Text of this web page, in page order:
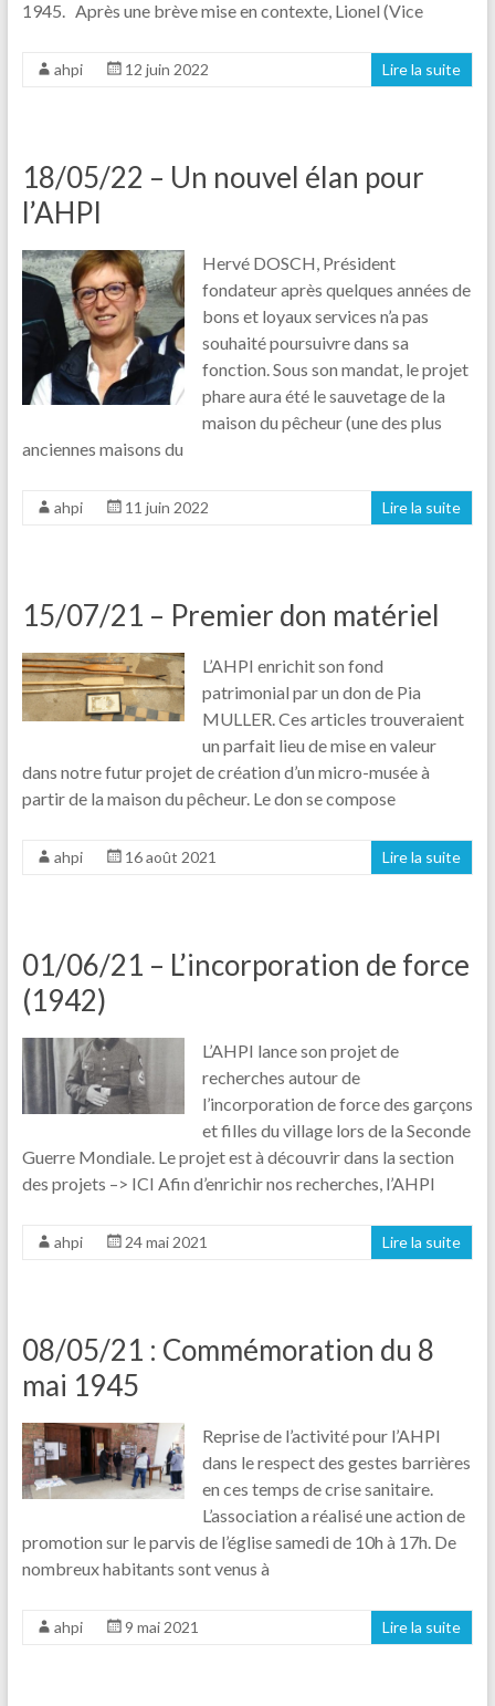
1945. Après une brève mise en contexte, Lionel (Vice
ahpi 12 juin 2022 Lire la suite
18/05/22 – Un nouvel élan pour
l’AHPI
Hervé DOSCH, Président
fondateur après quelques années de
bons et loyaux services n’a pas
souhaité poursuivre dans sa
fonction. Sous son mandat, le projet
phare aura été le sauvetage de la
maison du pêcheur (une des plus
anciennes maisons du
ahpi 11 juin 2022 Lire la suite
15/07/21 – Premier don matériel
L’AHPI enrichit son fond
patrimonial par un don de Pia
MULLER. Ces articles trouveraient
un parfait lieu de mise en valeur
dans notre futur projet de création d’un micro-musée à
partir de la maison du pêcheur. Le don se compose
ahpi 16 août 2021 Lire la suite
01/06/21 – L’incorporation de force
(1942)
L’AHPI lance son projet de
recherches autour de
l’incorporation de force des garçons
et filles du village lors de la Seconde
Guerre Mondiale. Le projet est à découvrir dans la section
des projets –> ICI Afin d’enrichir nos recherches, l’AHPI
ahpi 24 mai 2021 Lire la suite
08/05/21 : Commémoration du 8
mai 1945
Reprise de l’activité pour l’AHPI
dans le respect des gestes barrières
en ces temps de crise sanitaire.
L’association a réalisé une action de
promotion sur le parvis de l’église samedi de 10h à 17h. De
nombreux habitants sont venus à
ahpi 9 mai 2021 Lire la suite